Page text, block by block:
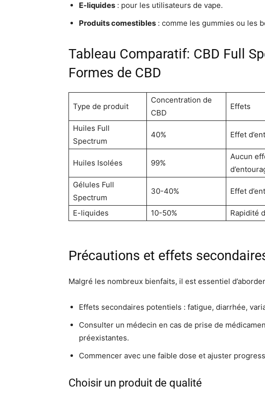
E-liquides : pour les utilisateurs de vape.
Produits comestibles : comme les gummies ou les
Tableau Comparatif: CBD Full
Formes de CBD
Type de produit
Concentration de
CBD
Effets
Huiles Full
Spectrum
40% Effet
Huiles Isolées 99%
Aucun
Gélules Full
Spectrum
30-40% Effet
E-liquides 10-50% Rapidité
Précautions et effets
Malgré les nombreux bienfaits, il est essentiel
Effets secondaires potentiels : fatigue, diarrhée,
Consulter un médecin en cas de prise de
préexistantes.
Commencer avec une faible dose et ajuster
Choisir un produit de qualité